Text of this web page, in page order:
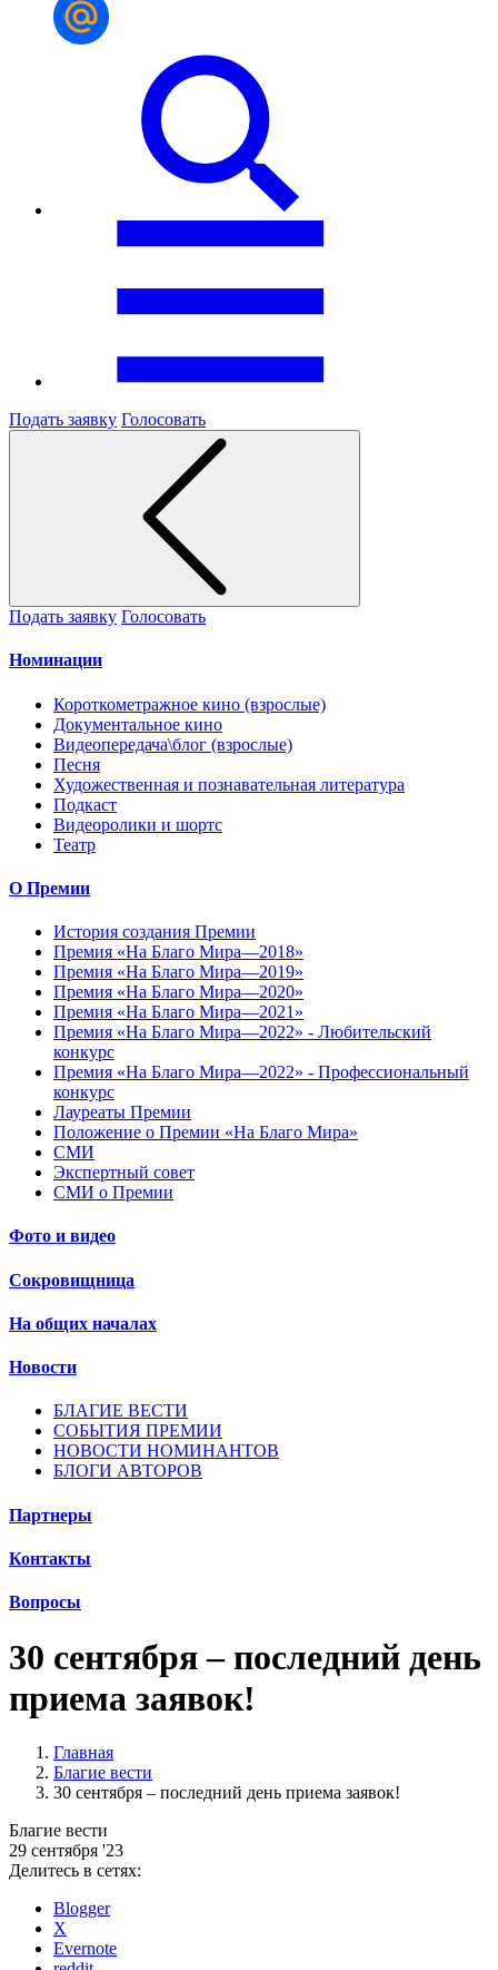
Подать заявку Голосовать
Подать заявку Голосовать
Номинации
Короткометражное кино (взрослые)
Документальное кино
Видеопередача\блог (взрослые)
Песня
Художественная и познавательная литература
Подкаст
Видеоролики и шортс
Театр
О Премии
История создания Премии
Премия «На Благо Мира—2018»
Премия «На Благо Мира—2019»
Премия «На Благо Мира—2020»
Премия «На Благо Мира—2021»
Премия «На Благо Мира—2022» - Любительский
конкурс
Премия «На Благо Мира—2022» - Профессиональный
конкурс
Лауреаты Премии
Положение о Премии «На Благо Мира»
СМИ
Экспертный совет
СМИ о Премии
Фото и видео
Сокровищница
На общих началах
Новости
БЛАГИЕ ВЕСТИ
СОБЫТИЯ ПРЕМИИ
НОВОСТИ НОМИНАНТОВ
БЛОГИ АВТОРОВ
Партнеры
Контакты
Вопросы
30 сентября – последний день
приема заявок!
Главная
Благие вести
30 сентября – последний день приема заявок!
Благие вести
29 сентября '23
Делитесь в сетях:
Blogger
X
Evernote